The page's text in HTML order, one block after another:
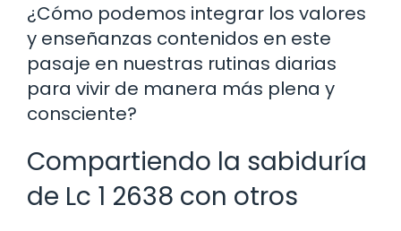
¿Cómo podemos integrar los valores
y enseñanzas contenidos en este
pasaje en nuestras rutinas diarias
para vivir de manera más plena y
consciente?
Compartiendo la sabiduría
de Lc 1 2638 con otros